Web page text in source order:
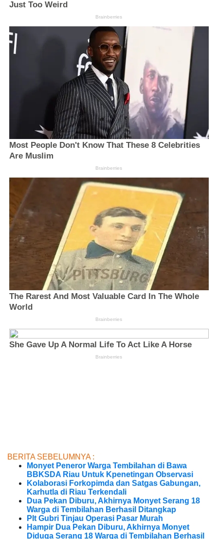
BERITA SEBELUMNYA :
Monyet Peneror Warga Tembilahan di Bawa
BBKSDA Riau Untuk Kpenetingan Observasi
Kolaborasi Forkopimda dan Satgas Gabungan,
Karhutla di Riau Terkendali
Dua Pekan Diburu, Akhirnya Monyet Serang 18
Warga di Tembilahan Berhasil Ditangkap
Plt Gubri Tinjau Operasi Pasar Murah
Hampir Dua Pekan Diburu, Akhirnya Monyet
Diduga Serang 18 Warga di Tembilahan Berhasil